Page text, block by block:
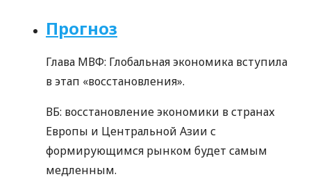
Прогноз
Глава МВФ: Глобальная экономика вступила
в этап «восстановления».
ВБ: восстановление экономики в странах
Европы и Центральной Азии с
формирующимся рынком будет самым
медленным.